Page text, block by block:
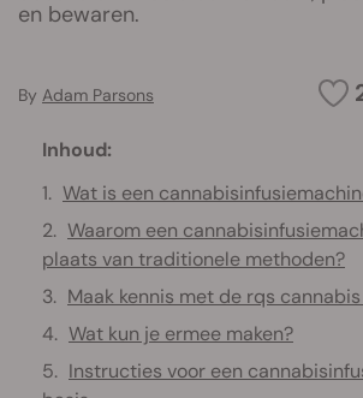
en bewaren.
By Adam Parsons
Inhoud:
Wat is een
Waarom een
plaats van traditionele methoden?
Maak kennis met de rqs
Wat kun je ermee maken?
Instructies voor een